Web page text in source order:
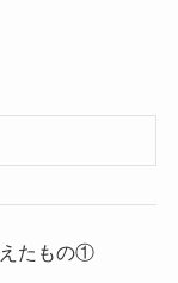
えたもの①